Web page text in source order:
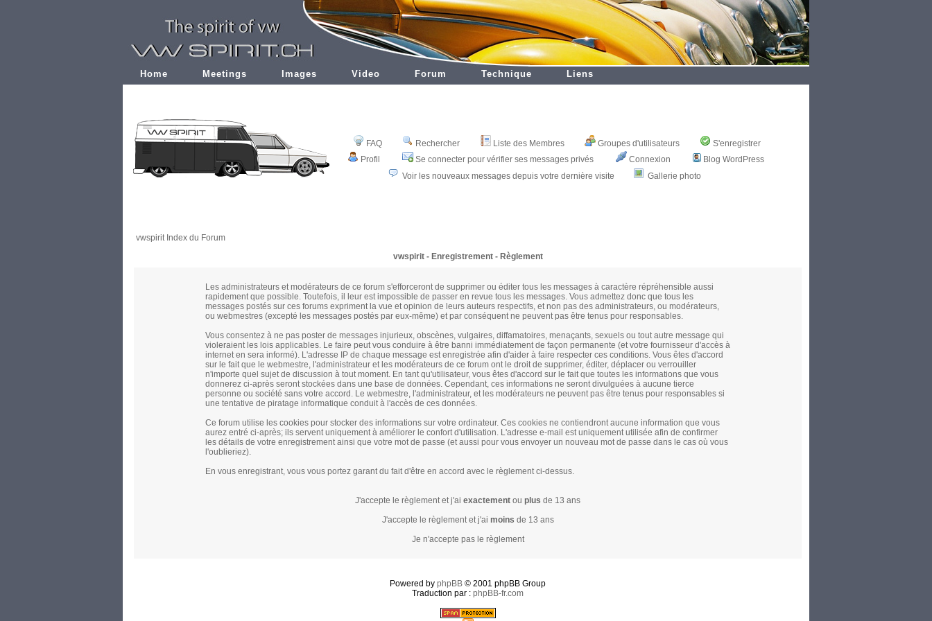
Home Meetings Images Video Forum Technique Liens
FAQ Rechercher Liste des Membres Groupes d'utilisateurs
S'enregistrer
Profil
Se connecter pour vérifier ses messages privés Connexion
Blog WordPress
Voir les nouveaux messages depuis votre dernière visite
Gallerie photo
vwspirit Index du Forum
vwspirit - Enregistrement - Règlement
Les administrateurs et modérateurs de ce forum s'efforceront de supprimer ou éditer tous les messages à caractère répréhensible aussi
rapidement que possible. Toutefois, il leur est impossible de passer en revue tous les messages. Vous admettez donc que tous les
messages postés sur ces forums expriment la vue et opinion de leurs auteurs respectifs, et non pas des administrateurs, ou modérateurs,
ou webmestres (excepté les messages postés par eux-même) et par conséquent ne peuvent pas être tenus pour responsables.
Vous consentez à ne pas poster de messages injurieux, obscènes, vulgaires, diffamatoires, menaçants, sexuels ou tout autre message qui
violeraient les lois applicables. Le faire peut vous conduire à être banni immédiatement de façon permanente (et votre fournisseur d'accès à
internet en sera informé). L'adresse IP de chaque message est enregistrée afin d'aider à faire respecter ces conditions. Vous êtes d'accord
sur le fait que le webmestre, l'administrateur et les modérateurs de ce forum ont le droit de supprimer, éditer, déplacer ou verrouiller
n'importe quel sujet de discussion à tout moment. En tant qu'utilisateur, vous êtes d'accord sur le fait que toutes les informations que vous
donnerez ci-après seront stockées dans une base de données. Cependant, ces informations ne seront divulguées à aucune tierce
personne ou société sans votre accord. Le webmestre, l'administrateur, et les modérateurs ne peuvent pas être tenus pour responsables si
une tentative de piratage informatique conduit à l'accès de ces données.
Ce forum utilise les cookies pour stocker des informations sur votre ordinateur. Ces cookies ne contiendront aucune information que vous
aurez entré ci-après; ils servent uniquement à améliorer le confort d'utilisation. L'adresse e-mail est uniquement utilisée afin de confirmer
les détails de votre enregistrement ainsi que votre mot de passe (et aussi pour vous envoyer un nouveau mot de passe dans le cas où vous
l'oublieriez).
En vous enregistrant, vous vous portez garant du fait d'être en accord avec le règlement ci-dessus.
J'accepte le règlement et j'ai exactement ou plus de 13 ans
J'accepte le règlement et j'ai moins de 13 ans
Je n'accepte pas le règlement
Powered by phpBB © 2001 phpBB Group
Traduction par : phpBB-fr.com